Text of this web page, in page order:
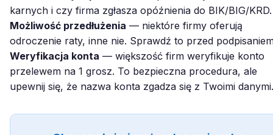
karnych i czy firma zgłasza opóźnienia do BIK/BIG/KRD.
Możliwość przedłużenia — niektóre firmy oferują
odroczenie raty, inne nie. Sprawdź to przed
Weryfikacja konta — większość firm weryfikuje konto
przelewem na 1 grosz. To bezpieczna procedura, ale
upewnij się, że nazwa konta zgadza się z Twoimi danymi.